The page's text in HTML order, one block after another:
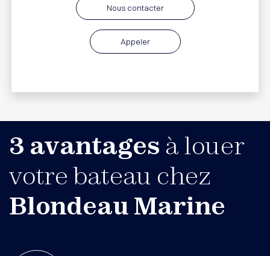
Nous contacter
Appeler
3 avantages à louer
votre bateau chez
Blondeau Marine